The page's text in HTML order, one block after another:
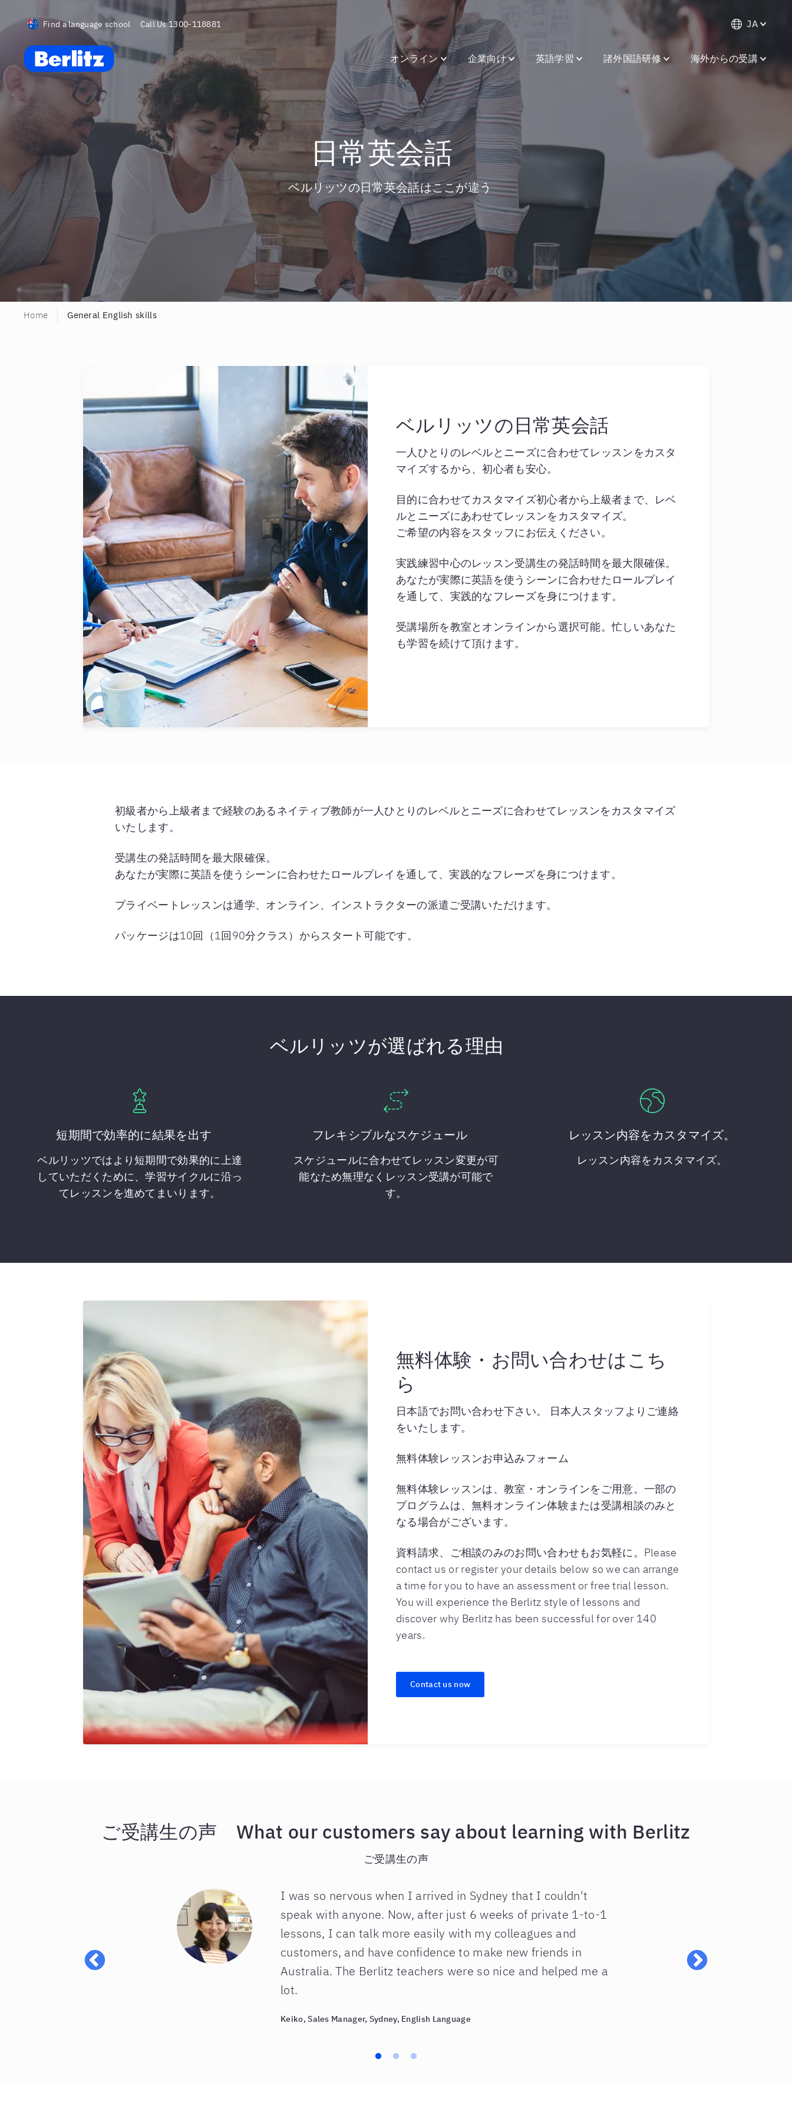
Find a language school Call Us 1300-118881 JA
Berlitz AU
オンライン 企業向け 英語学習 諸外国語研修 海外からの受講
日常英会話
ベルリッツの日常英会話はここが違う
Home General English skills
ベルリッツの日常英会話
一人ひとりのレベルとニーズに合わせてレッスンをカスタ
マイズするから、初心者も安心。
目的に合わせてカスタマイズ初心者から上級者まで、レベ
ルとニーズにあわせてレッスンをカスタマイズ。
ご希望の内容をスタッフにお伝えください。
実践練習中心のレッスン受講生の発話時間を最大限確保。
あなたが実際に英語を使うシーンに合わせたロールプレイ
を通して、実践的なフレーズを身につけます。
受講場所を教室とオンラインから選択可能。忙しいあなた
も学習を続けて頂けます。
初級者から上級者まで経験のあるネイティブ教師が一人ひとりのレベルとニーズに合わせてレッスンをカスタマイズ
いたします。
受講生の発話時間を最大限確保。
あなたが実際に英語を使うシーンに合わせたロールプレイを通して、実践的なフレーズを身につけます。
プライベートレッスンは通学、オンライン、 インストラクターの派遣ご受講いただけます。
パッケージは10回（1回90分クラス）からスタート可能です。
ベルリッツが選ばれる理由
短期間で効率的に結果を出す
ベルリッツではより短期間で効果的に上達
していただくために、学習サイクルに沿っ
てレッスンを進めてまいります。
フレキシブルなスケジュール
スケジュールに合わせてレッスン変更が可
能なため無理なくレッスン受講が可能で
す。
レッスン内容をカスタマイズ。
レッスン内容をカスタマイズ。
無料体験・お問い合わせはこち
ら
日本語でお問い合わせ下さい。 日本人スタッフよりご連絡
をいたします。
無料体験レッスンお申込みフォーム
無料体験レッスンは、教室・オンラインをご用意。一部の
プログラムは、無料オンライン体験または受講相談のみと
なる場合がございます。
資料請求、ご相談のみのお問い合わせもお気軽に。Please
contact us or register your details below so we can arrange
a time for you to have an assessment or free trial lesson.
You will experience the Berlitz style of lessons and
discover why Berlitz has been successful for over 140
years.
Contact us now
ご受講生の声 What our customers say about learning with Berlitz
ご受講生の声
I was so nervous when I arrived in Sydney that I couldn't
speak with anyone. Now, after just 6 weeks of private 1-to-1
lessons, I can talk more easily with my colleagues and
customers, and have confidence to make new friends in
Australia. The Berlitz teachers were so nice and helped me a
lot.
Keiko, Sales Manager, Sydney, English Language